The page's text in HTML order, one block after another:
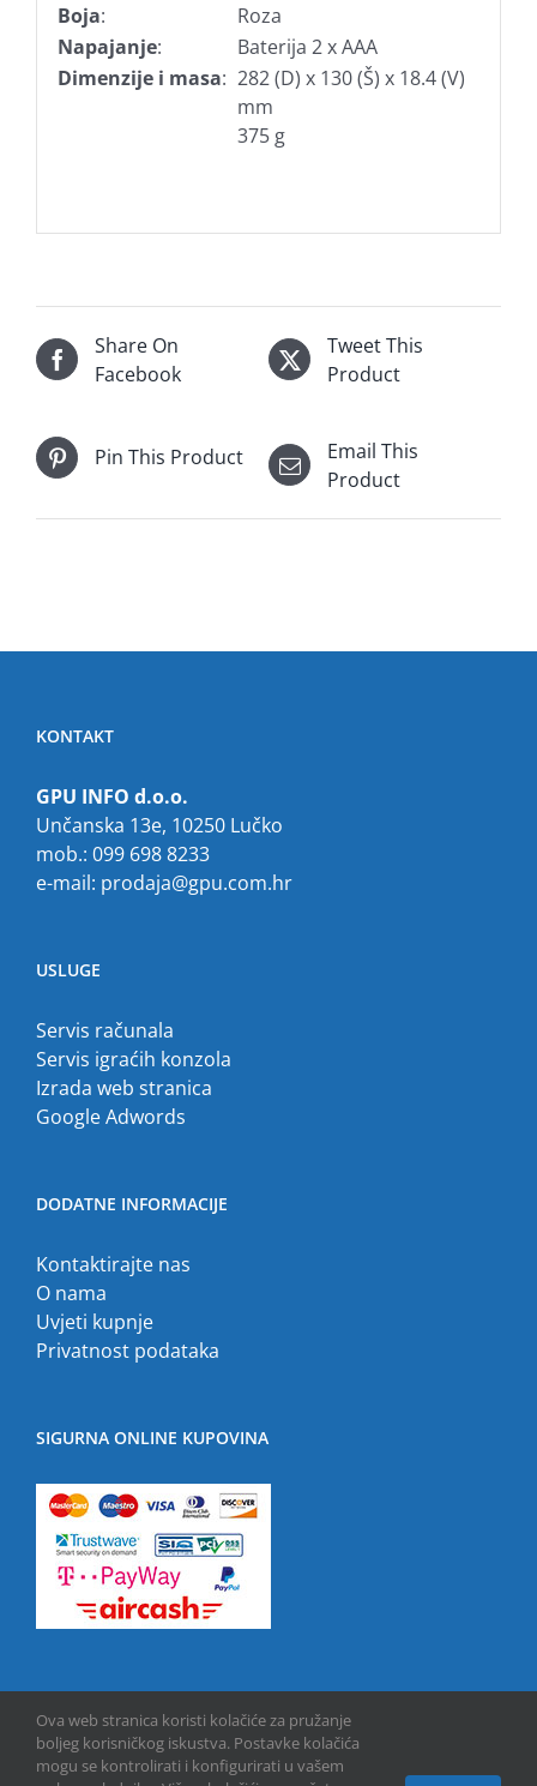
Boja:
Roza
Napajanje:
Baterija 2 x AAA
Dimenzije i masa: 282 (D) x 130 (Š) x 18.4 (V)
mm
375 g
Share On
Facebook
Tweet This
Product
Pin This Product
Email This
Product
KONTAKT
GPU INFO d.o.o.
Unčanska 13e, 10250 Lučko
mob.: 099 698 8233
e-mail: prodaja@gpu.com.hr
USLUGE
Servis računala
Servis igraćih konzola
Izrada web stranica
Google Adwords
DODATNE INFORMACIJE
Kontaktirajte nas
O nama
Uvjeti kupnje
Privatnost podataka
SIGURNA ONLINE KUPOVINA
Ova web stranica koristi kolačiće za pružanje
boljeg korisničkog iskustva. Postavke kolačića
mogu se kontrolirati i konfigurirati u vašem